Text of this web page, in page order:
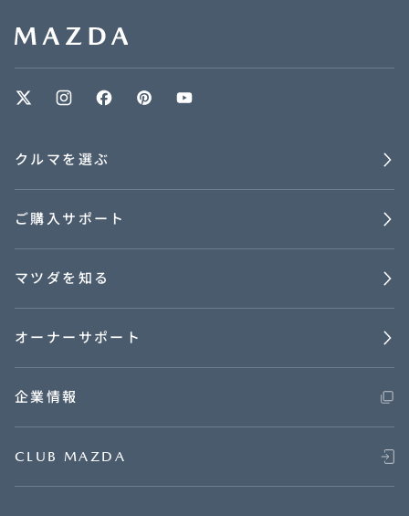
クルマを選ぶ
ご購入サポート
マツダを知る
オーナーサポート
企業情報
CLUB MAZDA